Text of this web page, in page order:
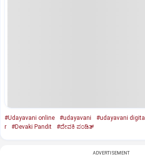
#Udayavani online #udayavani #udayavani digital
r
#Devaki Pandit #ದೇವಕಿ ಪಂಡಿತ್‌
ADVERTISEMENT